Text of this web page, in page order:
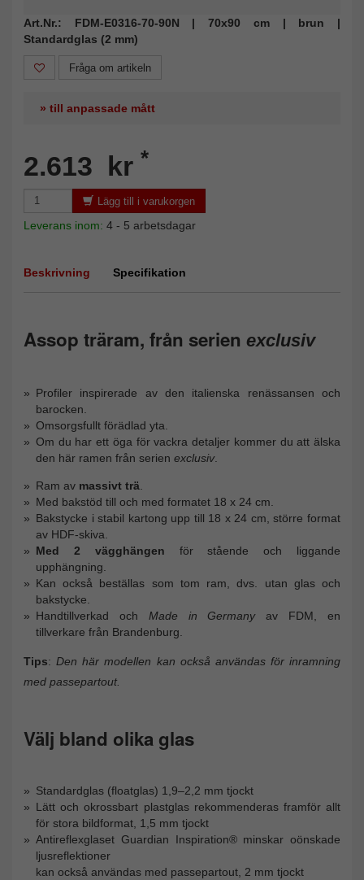
Art.Nr.: FDM-E0316-70-90N | 70x90 cm | brun |
Standardglas (2 mm)
Fråga om artikeln
» till anpassade mått
2.613 kr *
Lägg till i varukorgen
Leverans inom: 4 - 5 arbetsdagar
Beskrivning Specifikation
Assop träram, från serien exclusiv
Profiler inspirerade av den italienska renässansen och
barocken.
Omsorgsfullt förädlad yta.
Om du har ett öga för vackra detaljer kommer du att älska
den här ramen från serien exclusiv.
Ram av massivt trä
Med bakstöd till och med formatet 18 x 24 cm.
Bakstycke i stabil kartong upp till 18 x 24 cm, större format
av HDF-skiva.
Med 2 vägghängen för stående och liggande
upphängning.
Kan också beställas som tom ram, dvs. utan glas och
bakstycke.
Handtillverkad och Made in Germanyav FDM, en
tillverkare från Brandenburg.
Tips: Den här modellen kan också användas för inramning
med passepartout.
Välj bland olika glas
Standardglas (floatglas) 1,9–2,2 mm tjockt
Lätt och okrossbart plastglas rekommenderas framför allt
för stora bildformat, 1,5 mm tjockt
Antireflexglaset Guardian Inspiration® minskar oönskade
ljusreflektioner
kan också användas med passepartout, 2 mm tjockt